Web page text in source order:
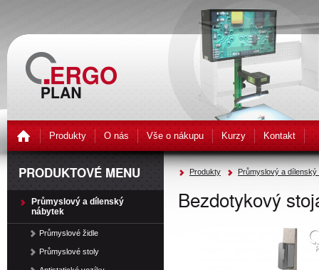
Produkty O nás Vše o nákupu Kurzy Kontakt
Produkty Průmyslový a dílenský
Bezdotykový
PRODUKTOVÉ MENU
Průmyslový a dílenský
nábytek
Průmyslové židle
Průmyslové stoly